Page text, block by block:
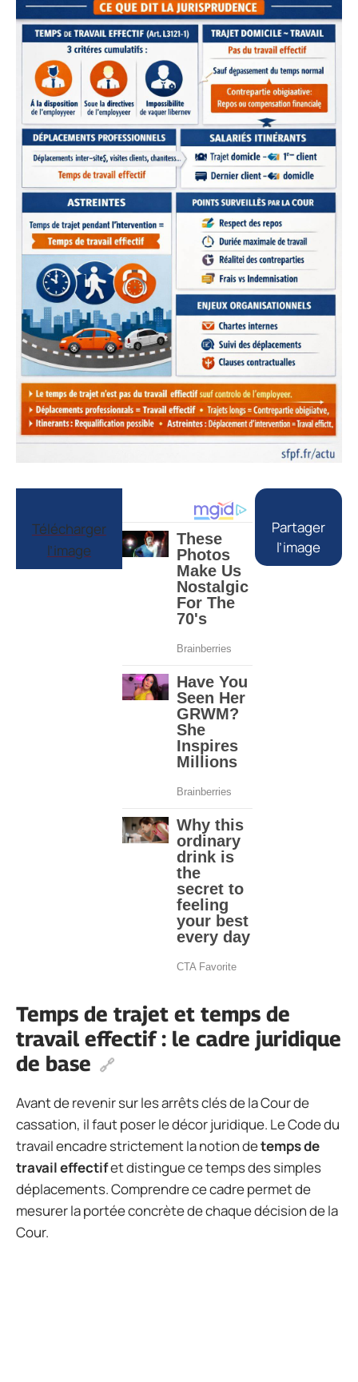
Télécharger
l’image
Partager
l’image
Temps de trajet et temps de
travail effectif : le cadre juridique
de base
Avant de revenir sur les arrêts clés de la Cour de
cassation, il faut poser le décor juridique. Le Code du
travail encadre strictement la notion detemps de
travail effectifet distingue ce temps des simples
déplacements. Comprendre ce cadre permet de
mesurer la portée concrète de chaque décision de la
Cour.